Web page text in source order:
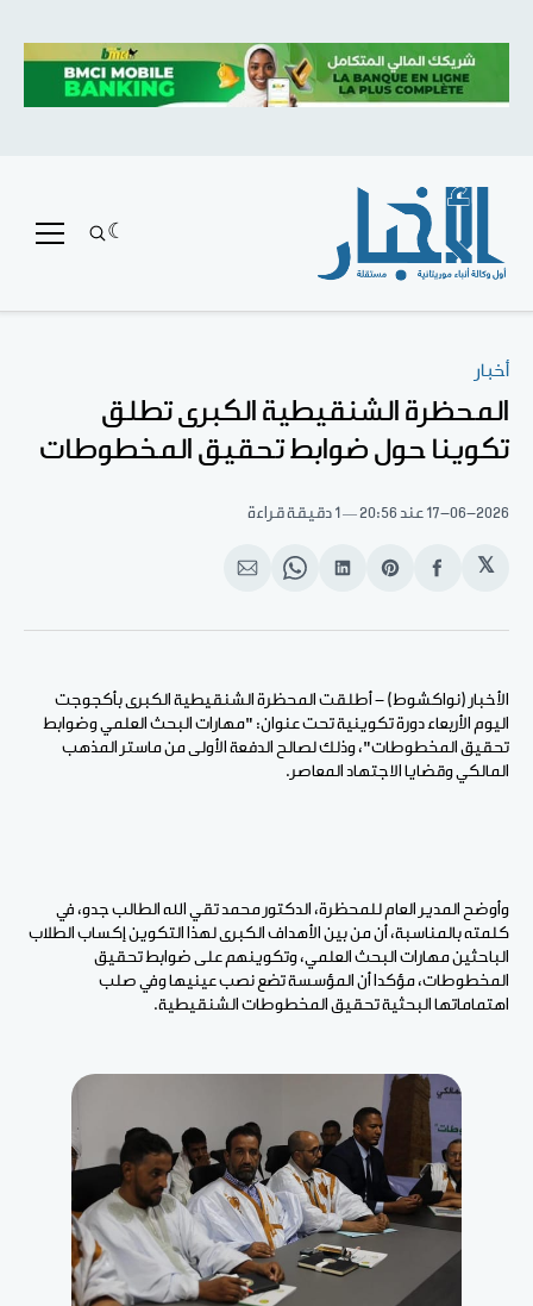
أخبار
المحظرة الشنقيطية الكبرى تطلق
تكوينا حول ضوابط تحقيق المخطوطات
17-06-2026 عند 20:56 1 دقيقة قراءة
𝕏
انشر
الفيسبوك
Share
Pinterest
انشر
لينكد
Share
WhatsApp
انشر
الإيميل
الأخبار (نواكشوط) - أطلقت المحظرة الشنقيطية الكبرى بأكجوجت
اليوم الأربعاء دورة تكوينية تحت عنوان: "مهارات البحث العلمي وضوابط
تحقيق المخطوطات"، وذلك لصالح الدفعة الأولى من ماستر المذهب
المالكي وقضايا الاجتهاد المعاصر.
وأوضح المدير العام للمحظرة، الدكتور محمد تقي الله الطالب جدو، في
كلمته بالمناسبة، أن من بين الأهداف الكبرى لهذا التكوين إكساب الطلاب
الباحثين مهارات البحث العلمي، وتكوينهم على ضوابط تحقيق
المخطوطات، مؤكدا أن المؤسسة تضع نصب عينيها وفي صلب
اهتماماتها البحثية تحقيق المخطوطات الشنقيطية.